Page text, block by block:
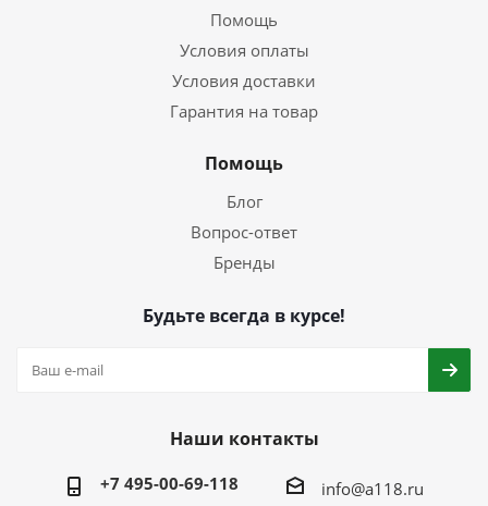
Помощь
Условия оплаты
Условия доставки
Гарантия на товар
Помощь
Блог
Вопрос-ответ
Бренды
Будьте всегда в курсе!
Наши контакты
+7 495-00-69-118 info@a118.ru